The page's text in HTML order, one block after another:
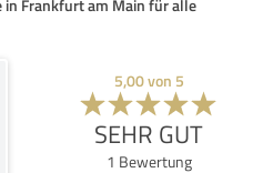
in Frankfurt am Main für alle
5,00von 5
SEHR GUT
1 Bewertung